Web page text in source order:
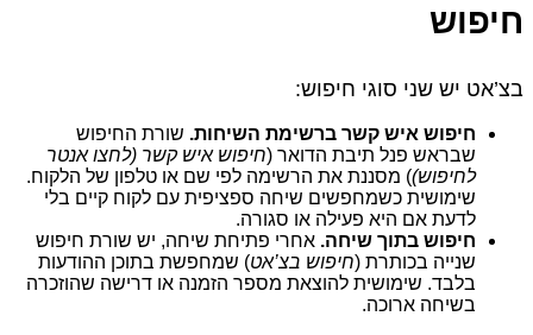
חיפוש
בצ’אט יש שני סוגי חיפוש:
חיפוש איש קשר ברשימת השיחות. שורת החיפוש
שבראש פנל תיבת הדואר (חיפוש איש קשר (לחצו אנטר
לחיפוש)) מסננת את הרשימה לפי שם או טלפון של הלקוח.
שימושית כשמחפשים שיחה ספציפית עם לקוח קיים בלי
לדעת אם היא פעילה או סגורה.
חיפוש בתוך שיחה. אחרי פתיחת שיחה, יש שורת חיפוש
שנייה בכותרת (חיפוש בצ’אט) שמחפשת בתוכן ההודעות
בלבד. שימושית להוצאת מספר הזמנה או דרישה שהוזכרה
בשיחה ארוכה.